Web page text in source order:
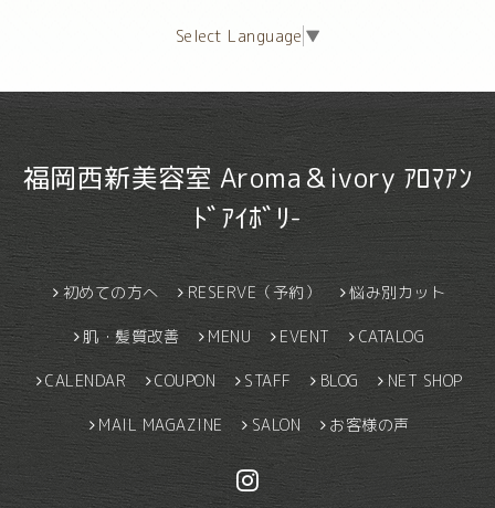
Select Language ▼
福岡西新美容室 Aroma＆ivory ｱﾛﾏｱﾝ
ﾄﾞｱｲﾎﾞﾘ-
初めての方へ RESERVE（予約） 悩み別カット
肌・髪質改善 MENU EVENT CATALOG
CALENDAR COUPON STAFF BLOG NET SHOP
MAIL MAGAZINE SALON お客様の声